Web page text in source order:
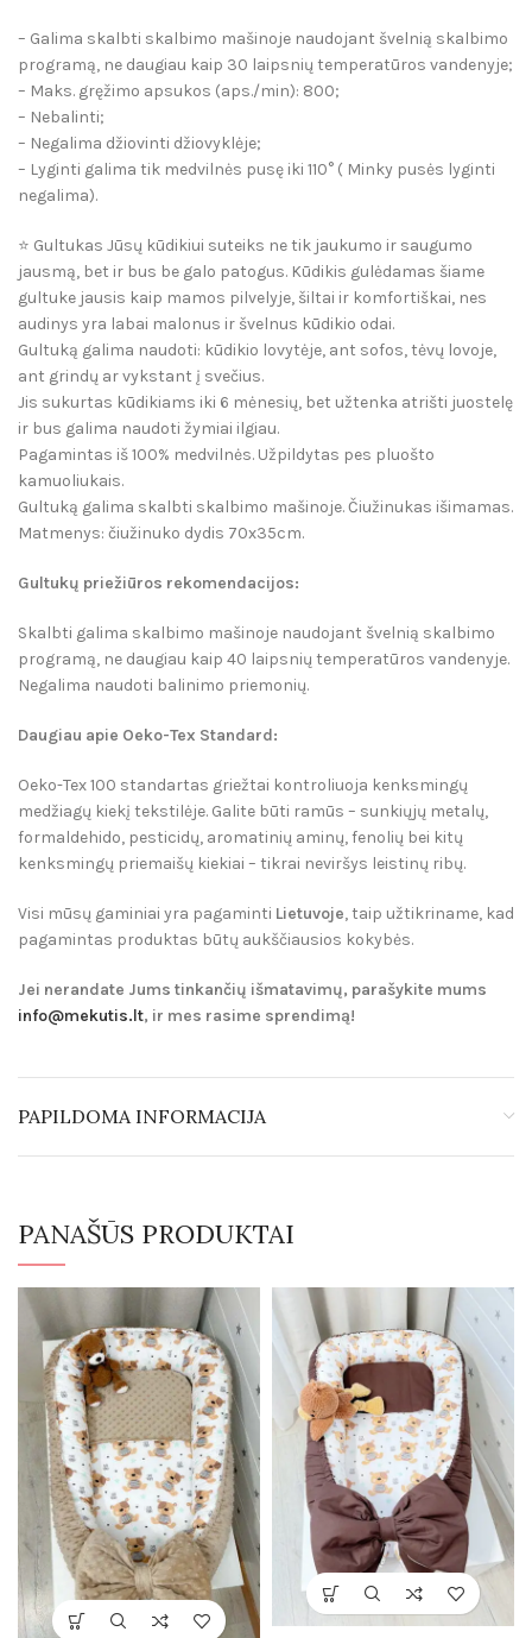
– Galima skalbti skalbimo mašinoje naudojant švelnią skalbimo
programą, ne daugiau kaip 30 laipsnių temperatūros vandenyje;
­– Maks. gręžimo apsukos (aps./min): 800;
– Nebalinti;
– Negalima džiovinti džiovyklėje;
– Lyginti galima tik medvilnės pusę iki 110° ( Minky pusės lyginti
negalima).
⭐️ Gultukas Jūsų kūdikiui suteiks ne tik jaukumo ir saugumo
jausmą, bet ir bus be galo patogus. Kūdikis gulėdamas šiame
gultuke jausis kaip mamos pilvelyje, šiltai ir komfortiškai, nes
audinys yra labai malonus ir švelnus kūdikio odai.
Gultuką galima naudoti: kūdikio lovytėje, ant sofos, tėvų lovoje,
ant grindų ar vykstant į svečius.
Jis sukurtas kūdikiams iki 6 mėnesių, bet užtenka atrišti juostelę
ir bus galima naudoti žymiai ilgiau.
Pagamintas iš 100% medvilnės. Užpildytas pes pluošto
kamuoliukais.
Gultuką galima skalbti skalbimo mašinoje. Čiužinukas išimamas.
Matmenys: čiužinuko dydis 70x35cm.
Gultukų priežiūros rekomendacijos:
Skalbti galima skalbimo mašinoje naudojant švelnią skalbimo
programą, ne daugiau kaip 40 laipsnių temperatūros vandenyje.
Negalima naudoti balinimo priemonių.
Daugiau apie Oeko-Tex Standard:
Oeko-Tex 100 standartas griežtai kontroliuoja kenksmingų
medžiagų kiekį tekstilėje. Galite būti ramūs – sunkiųjų metalų,
formaldehido, pesticidų, aromatinių aminų, fenolių bei kitų
kenksmingų priemaišų kiekiai – tikrai neviršys leistinų ribų.
Visi mūsų gaminiai yra pagaminti Lietuvoje, taip užtikriname, kad
pagamintas produktas būtų aukščiausios kokybės.
Jei nerandate Jums tinkančių išmatavimų, parašykite mums
info@mekutis.lt, ir mes rasime sprendimą!
PAPILDOMA INFORMACIJA
PANAŠŪS PRODUKTAI